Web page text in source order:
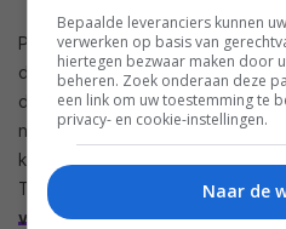
Philips 3D TV in 2010 Philips
doen dan de andere merken.
de 3D revolutie, maar Philips
niet perse de premium prijs
komt Philips met een serie Full
TV van het merk krijgt een
verder..
Bepaalde leveranciers kunnen
verwerken op basis van
hiertegen bezwaar maken door
beheren. Zoek onderaan deze
een link om uw toestemming te
privacy- en cookie-instellingen.
Naar de